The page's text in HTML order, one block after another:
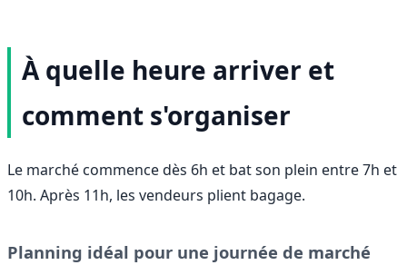
À quelle heure arriver et
comment s'organiser
Le marché commence dès 6h et bat son plein entre 7h et
10h. Après 11h, les vendeurs plient bagage.
Planning idéal pour une journée de marché